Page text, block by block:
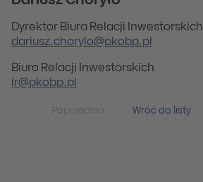
Dyrektor Biura Relacji Inwestorskich
dariusz.chorylo@pkobp.pl
Biuro Relacji Inwestorskich
ir@pkobp.pl
Wróć do listy